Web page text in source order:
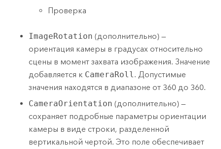
Проверка
ImageRotation (дополнительно) —
ориентация камеры в градусах относительно
сцены в момент захвата изображения. Значение
добавляется к CameraRoll. Допустимые
значения находятся в диапазоне от 360 до 360.
CameraOrientation (дополнительно) —
сохраняет подробные параметры ориентации
камеры в виде строки, разделенной
вертикальной чертой. Это поле обеспечивает